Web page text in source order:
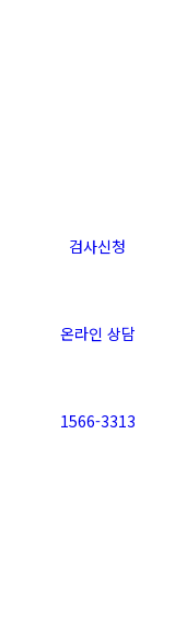
검사신청
온라인 상담
1566-3313